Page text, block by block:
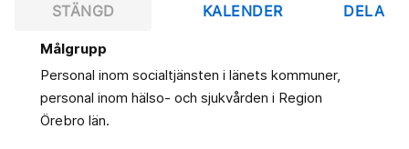
STÄNGD
KALENDER
DELA
Målgrupp
Personal inom socialtjänsten i länets kommuner,
personal inom hälso- och sjukvården i Region
Örebro län.